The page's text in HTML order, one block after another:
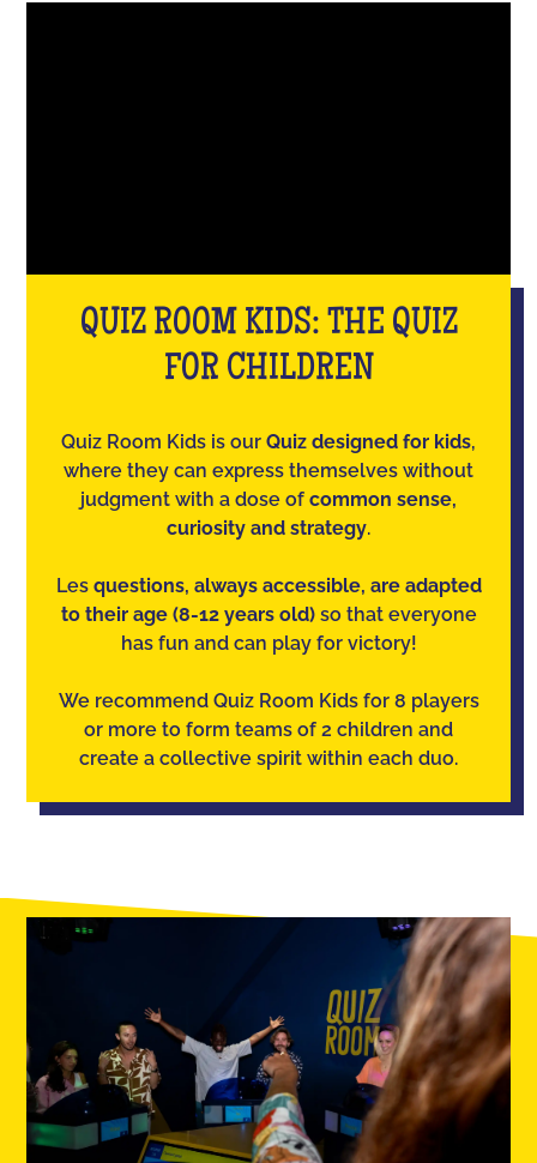
QUIZ ROOM KIDS: THE QUIZ
FOR CHILDREN
Quiz Room Kids is our Quiz designed for kids,
where they can express themselves without
judgment with a dose of common sense,
curiosity and strategy.
Les questions, always accessible, are adapted
to their age (8-12 years old) so that everyone
has fun and can play for victory!
We recommend Quiz Room Kids for 8 players
or more to form teams of 2 children and
create a collective spirit within each duo.